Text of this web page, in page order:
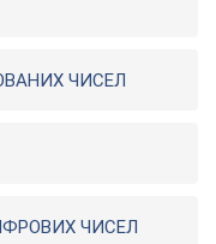
ЧИСЕЛ
ЧИСЕЛ